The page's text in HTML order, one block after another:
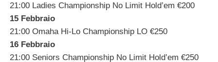
21:00 Ladies Championship No Limit Hold’em €200
15 Febbraio
21:00 Omaha Hi-Lo Championship LO €250
16 Febbraio
21:00 Seniors Championship No Limit Hold’em €250